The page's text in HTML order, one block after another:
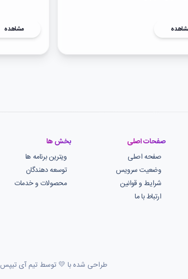
مشاهده
صفحات اصلی
صفحه اصلی
وضعیت سرویس
شرایط و قوانین
ارتباط با ما
بخش ها
ویترین برنامه ها
توسعه دهندگان
محصولات و خدمات
طراحی شده با 💛 توسط تیم آی تیپس